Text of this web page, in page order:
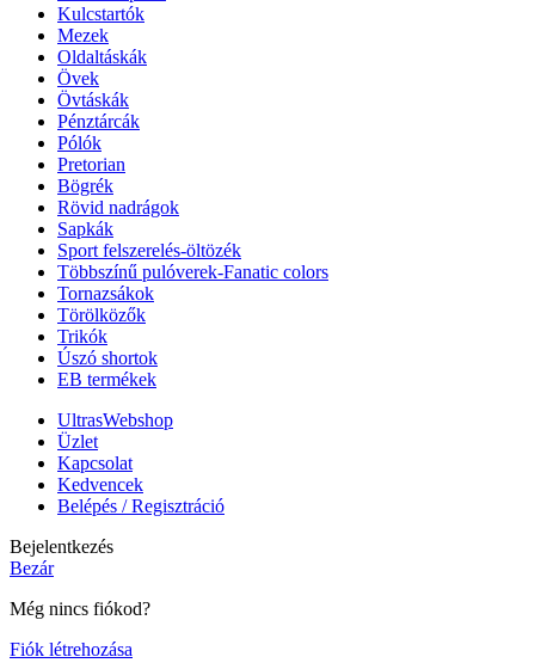
Kulcstartók
Mezek
Oldaltáskák
Övek
Övtáskák
Pénztárcák
Pólók
Pretorian
Bögrék
Rövid nadrágok
Sapkák
Sport felszerelés-öltözék
Többszínű pulóverek-Fanatic colors
Tornazsákok
Törölközők
Trikók
Úszó shortok
EB termékek
UltrasWebshop
Üzlet
Kapcsolat
Kedvencek
Belépés / Regisztráció
Bejelentkezés
Bezár
Még nincs fiókod?
Fiók létrehozása